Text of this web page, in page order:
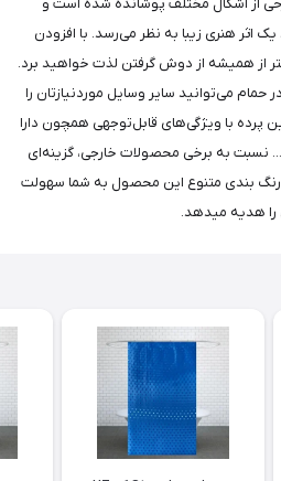
از اشکال مختلف پوشانده شده است و
اثر هنری زیبا به نظر می‌رسد. با افزودن
از همیشه از دوش گرفتن لذت خواهید برد.
می‌توانید سایر وسایل موردنیازتان را
پرده با ویژگی‌های قابل‌توجهی همچون دارا
نسبت به برخی محصولات خارجی، گزینه‌ای
بندی متنوع این محصول به شما سهولت
را هدیه میدهد.